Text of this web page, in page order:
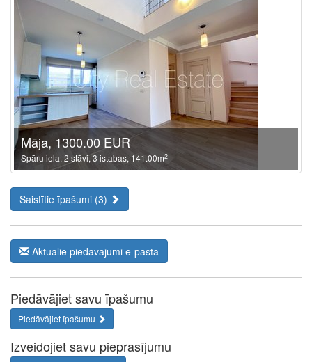
Māja, 1300.00 EUR
Spāru iela, 2 stāvi, 3 istabas, 141.00m2
Saistītie īpašumi (3)
Aktuālie piedāvājumi e-pastā
Piedāvājiet savu īpašumu
Piedāvājiet īpašumu
Izveidojiet savu pieprasījumu